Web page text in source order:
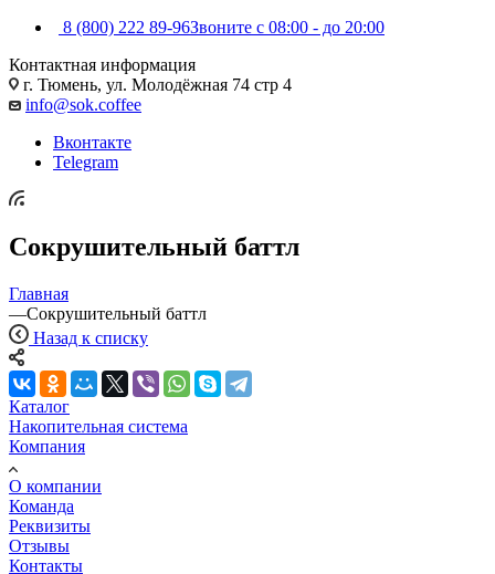
8 (800) 222 89-96Звоните с 08:00 - до 20:00
Контактная информация
г. Тюмень, ул. Молодёжная 74 стр 4
info@sok.coffee
Вконтакте
Telegram
Сокрушительный баттл
Главная
—Сокрушительный баттл
Назад к списку
Каталог
Накопительная система
Компания
О компании
Команда
Реквизиты
Отзывы
Контакты